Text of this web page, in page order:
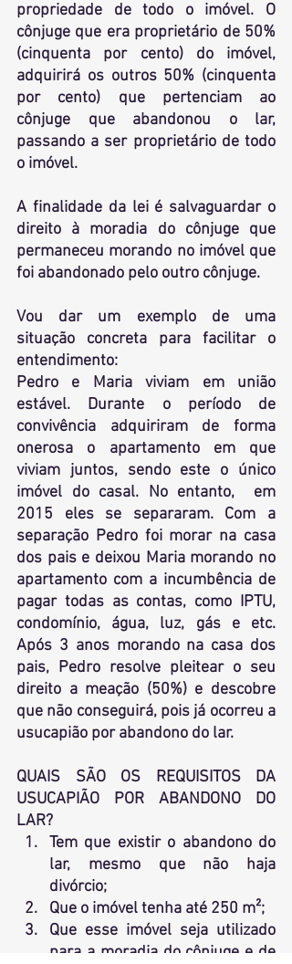
propriedade de todo o imóvel. O
cônjuge que era proprietário de 50%
(cinquenta por cento) do imóvel,
adquirirá os outros 50% (cinquenta
por cento) que pertenciam ao
cônjuge que abandonou o lar,
passando a ser proprietário de todo
o imóvel.
A finalidade da lei é salvaguardar o
direito à moradia do cônjuge que
permaneceu morando no imóvel que
foi abandonado pelo outro cônjuge.
Vou dar um exemplo de uma
situação concreta
para facilitar o
entendimento:
Pedro e Maria viviam em união
estável. Durante o período de
convivência adquiriram de forma
onerosa o apartamento em que
viviam juntos, sendo este o único
imóvel do casal. No entanto,  em
2015 eles se separaram. Com a
separação Pedro foi morar na casa
dos pais e deixou Maria morando no
apartamento com a incumbência de
pagar todas as contas, como IPTU,
condomínio, água, luz, gás e etc.
Após 3 anos morando na casa dos
pais, Pedro resolve pleitear o seu
direito a meação (50%) e descobre
que não conseguirá, pois já ocorreu a
usucapião por abandono do lar.
QUAIS SÃO OS REQUISITOS DA
USUCAPIÃO POR ABANDONO DO
LAR?
Tem que existir o abandono do
lar, mesmo que não haja
divórcio;
Que o imóvel tenha até 250 m²;
Que esse imóvel seja utilizado
para a moradia do cônjuge e de